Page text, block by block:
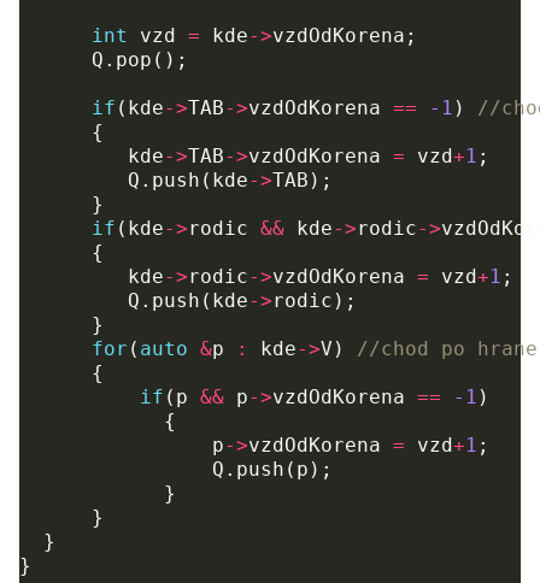
int vzd = kde->vzdOdKorena ;
Q . pop ();
if ( kde->TAB->vzdOdKorena == -1 )
//
{
kde->TAB->vzdOdKorena = vzd+1 ;
Q . push ( kde->TAB );
}
if ( kde->rodic && kde->rodic->
{
kde->rodic->vzdOdKorena = vzd+1 ;
Q . push ( kde->rodic );
}
for ( auto &p : kde->V )
//chod po hrane
{
if ( p && p->vzdOdKorena == -1 )
{
p->vzdOdKorena = vzd+1 ;
Q . push ( p );
}
}
}
}